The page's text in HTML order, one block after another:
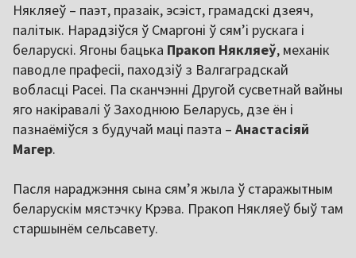
Някляеў – паэт, празаік, эсэіст, грамадскі дзеяч,
палітык. Нарадзіўся ў Смаргоні ў сям’і рускага і
беларускі. Ягоны бацька Пракоп Някляеў, механік
паводле прафесіі, паходзіў з Валгаградскай
вобласці Расеі. Па сканчэнні Другой сусветнай вайны
яго накіравалі ў Заходнюю Беларусь, дзе ён і
пазнаёміўся з будучай маці паэта – Анастасіяй
Магер.
Пасля нараджэння сына сям’я жыла ў старажытным
беларускім мястэчку Крэва. Пракоп Някляеў быў там
старшынём сельсавету.